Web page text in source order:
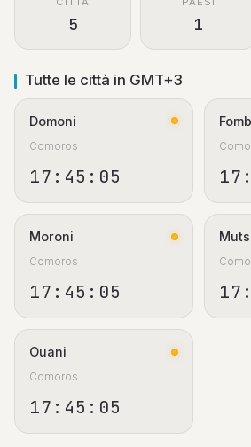
5 1
Tutte le città in GMT+3
Domoni
Comoros
17:45:05
Moroni
Comoros
17:45:05
Ouani
Comoros
17:45:05